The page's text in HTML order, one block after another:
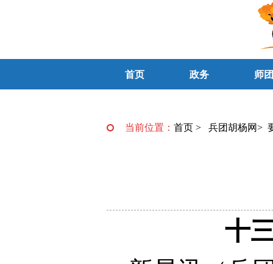
首页 政务 师
当前位置： 首页 > 兵团胡杨网>
十